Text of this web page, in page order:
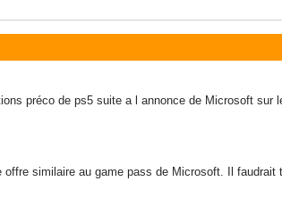
préco de ps5 suite a l annonce de Microsoft sur
offre similaire au game pass de Microsoft. Il